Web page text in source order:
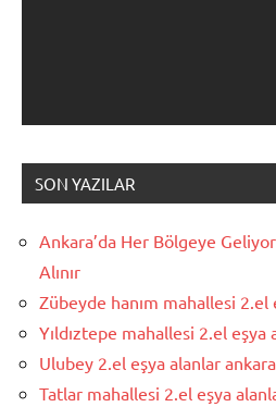
SON YAZILAR
Ankara’da Her Bölgeye
Alınır
Zübeyde hanım mahallesi 2.el
Yıldıztepe mahallesi 2.el eşya
Ulubey 2.el eşya alanlar ankara
Tatlar mahallesi 2.el eşya